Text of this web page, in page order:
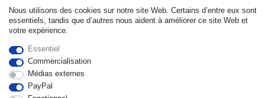
Nous utilisons des cookies sur notre site Web. Certains d’entre eux sont
essentiels, tandis que d’autres nous aident à améliorer ce site Web et
votre expérience.
Essentiel
Commercialisation
Médias externes
PayPal
Rétracter le contrat ici Contact